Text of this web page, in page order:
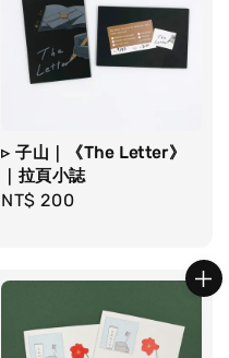
▹ 子山｜《The Letter》
｜拉頁小誌
Regular
NT$ 200